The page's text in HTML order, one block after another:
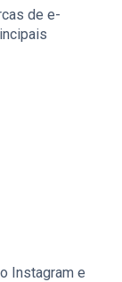
de e-
Instagram e